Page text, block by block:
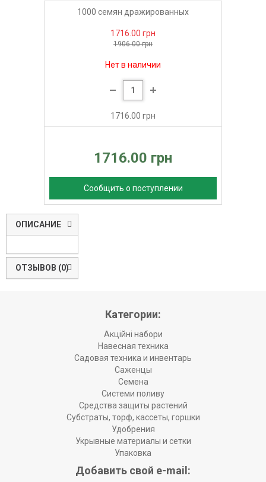
1000 семян дражированных
1716.00 грн
1906.00 грн
Нет в наличии
1716.00 грн
1716.00 грн
Сообщить о поступлении
ОПИСАНИЕ
ОТЗЫВОВ (0)
Категории:
Акційні набори
Навесная техника
Садовая техника и инвентарь
Саженцы
Семена
Системи поливу
Средства защиты растений
Субстраты, торф, кассеты, горшки
Удобрения
Укрывные материалы и сетки
Упаковка
Добавить свой e-mail: